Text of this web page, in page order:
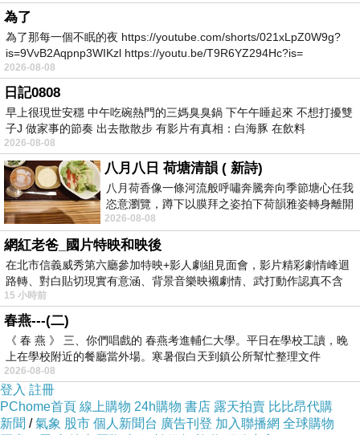
主日記 絲棉柔-單人二件式床包組(3.5尺)而且24小時都能
買，上網慢慢挑選，不用等店家開門也不用看店員臉色
想要購買【R.Q.POLO】公主日記 絲棉柔-單人二
件式床包組(3.5尺)已經想很多天了!也求助谷哥大
神 發現【R.Q.POLO】公主日記 絲棉柔-單人二
件式床包組(3.5尺)的評價真的不錯想想哪裡買最
便宜.心得文.試用文.分享文行李箱/旅遊用品分享
推薦.好用.推薦.評價.熱銷.開箱文.優缺點比較
最後選擇在這購買【R.Q.POLO】公主日記 絲棉
柔-單人二件式床包組(3.5尺) 的原因,是因為比較
有保障,也不會遇到詐騙集團,所以才選擇在這購
入
更多資料、資訊參考分享↓↓↓
為了
為了那每一個不眠的夜 https://youtube.com/shorts/021xLpZ0W9g?
is=9VvB2Aqpnp3WIKzl https://youtu.be/T9R6YZ294Hc?is=
2026-08-08
日記0808
早上很現世安穩 中午吃碗熱門的三媽臭臭鍋 下午午睡起來 不想打擾雙
子J 做家事的節奏 出去散散步 有影片有真相：白海豚 在飲料
2026-08-08
八月八日 荷塘清韻 ( 新詩)
八月荷香像一條河流般呼嘯奔騰奔向季節塘心任我
恣意瀏覽，蹲下以膜拜之姿拍下荷韻雅姿轉身離開
時我把美麗的遐想掛在亭亭葉柄上盼望
2026-08-08
網紅老爸_國片特映和映後
在北市信義威秀第六廳參加特映+影人劇組見面會，影片精彩劇情峰迴
路轉、對白貼切現實有意涵、背景音樂映襯劇情、武打動作認真不含
糊、
15 小時前
春燕---(二)
《 春 燕 》 三、你們唱戲的 春燕考進輔仁大學。平日在學校工讀，晚
上在學校附近的餐廳當外場。寒暑假白天到鎮公所幫忙整理文件
2026-08-08
登入 註冊
PChome首頁 線上購物 24h購物 書店 露天拍賣 比比昂代購
新聞 /氣象 股市 個人新聞台 廣告刊登 加入聯播網 全球購物